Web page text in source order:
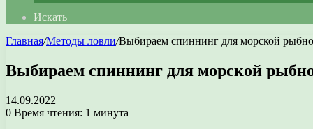
Искать
Главная/Методы ловли/Выбираем спиннинг для морской
Выбираем спиннинг для морской
14.09.2022
0 Время чтения: 1 минута